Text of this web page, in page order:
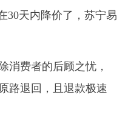
30天内降价了，苏宁易
消费者的后顾之忧，
路退回，且退款极速